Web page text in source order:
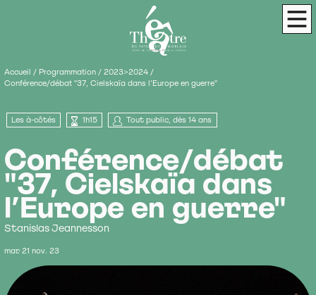
Théâtre du Pays de Morlaix Scène de
Accueil / Programmation / 2023>2024 /
Conférence/débat "37, Cielskaïa dans l’Europe en guerre"
Les à-côtés 1h15 Tout public, dès 14 ans
Conférence/débat
"37, Cielskaïa dans
l’Europe en guerre"
Stanislas Jeannesson
mar 21 nov. 23